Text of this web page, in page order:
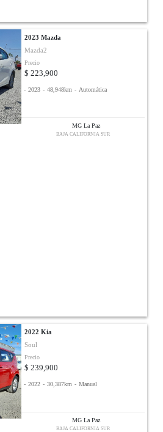
2023 Mazda
Mazda2
Precio
$ 223,900
- 2023 - 48,948km - Automática
MG La Paz
BAJA CALIFORNIA SUR
2022 Kia
Soul
Precio
$ 239,900
- 2022 - 30,387km - Manual
MG La Paz
BAJA CALIFORNIA SUR